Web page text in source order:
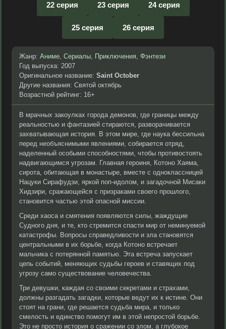
22 серия 23 серия 24 серия
25 серия 26 серия
Жанр: Аниме, Сериалы, Приключения, Фэнтези
Год выпуска: 2007
Оригинальное название: Saint October
Другие названия: Святой октябрь
Возрастной рейтинг: 16+
В мрачных закоулках города демонов, где границы между
реальностью и фантазией стираются, разворачивается
захватывающая история. В этом мире, где наука бессильна
перед необъяснимыми явлениями, собирается отряд,
наделенный особыми способностями, чтобы противостоять
надвигающимся угрозам. Главная героиня, Котоно Хаяма,
сирота, обитающая в монастыре, вместе с одноклассницей
Нацуки Сирафудзи, яркой поп-идолом, и загадочной Мисаки
Хидзири, сражающейся с призраками своего прошлого,
становится частью этой опасной миссии.
Среди хаоса и смятения появляются силы, жаждущие
Судного дня, и те, кто стремится спасти мир от неминуемой
катастрофы. Вопросы справедливости и зла становятся
центральными в их борьбе, когда Котоно встречает
мальчика с потерянной памятью. Эта встреча запускает
цепь событий, меняющих судьбы героев и ставящих под
угрозу само существование человечества.
Три девушки, каждая со своими секретами и страхами,
должны разгадать загадки, которые ведут их к истине. Они
стоят на грани, где решается судьба мира, и только
смелость и единство помогут им в этой непростой борьбе.
Это не просто история о сражении со злом, а глубокое